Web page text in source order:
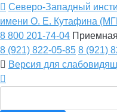
Северо-Западный
имени О. Е. Кутафина
8 800 201-74-04
8 (921) 822-05-85 8 (921)
Версия для